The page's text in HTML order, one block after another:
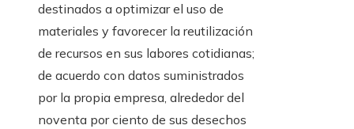
destinados a optimizar el uso de
materiales y favorecer la reutilización
de recursos en sus labores cotidianas;
de acuerdo con datos suministrados
por la propia empresa, alrededor del
noventa por ciento de sus desechos